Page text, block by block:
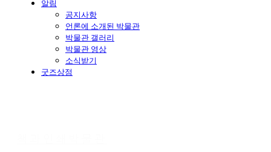
알림
공지사항
언론에 소개된 박물관
박물관 갤러리
박물관 영상
소식받기
굿즈상점